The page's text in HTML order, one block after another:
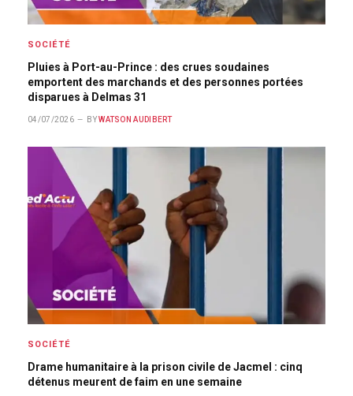
SOCIÉTÉ
Pluies à Port-au-Prince : des crues soudaines
emportent des marchands et des personnes portées
disparues à Delmas 31
04/07/2026 BY WATSON AUDIBERT
SOCIÉTÉ
Drame humanitaire à la prison civile de Jacmel : cinq
détenus meurent de faim en une semaine